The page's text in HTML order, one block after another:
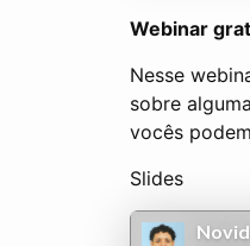
Webinar
Nesse
sobre
vocês
Slides